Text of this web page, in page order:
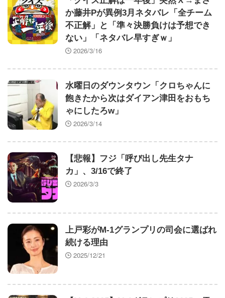
お前らがメイドイン韓国で認めてるもの 「キム
チ」あと3つは？
シカと人間の共存、無理だったｗｗｗ
レッサーパンダさん かわいい
【悲報】「ビッグモーター」とかいう完全に逃げ切
【朗報】寺田心、ベンチプレス110kgｗｗｗｗｗｗ
ジャンポケ斎藤「性行為の許諾は取ったことありま
せん」
【ウマ娘】ドリジャやステゴにパパって呼ばれたい
「いえ大学か社会人に行きます」これ
ロシア、ガチでクズだった… 黒人を旅行に勧誘→
ロシア語で契約書にサインさせられる→前線で大量戦
死！
今のチュニドラ下手したら３位になって日本シリー
ズいくぞこれ
『異世界★魔法少女― 転生初日に聖女扱いされま
したが、変身が罰ゲームすぎます！ ―』 『臆病魔術
師、カレンの激情 ～ダンジョンという楽園は、君達
に夢を見せるか～』
【セクシー】人気美人声優、太ももチラリｗｗｗｗ
ｗｗｗｗｗｗｗｗｗｗｗｗｗｗｗｗｗｗｗｗ
か藤井Pが異例3月ネタバレ「全チーム
不正解」と「準々決勝負けは予想でき
ない」「ネタバレ早すぎｗ」
2026/3/16
水曜日のダウンタウン「クロちゃんに
飽きたから次はダイアン津田をおもち
ゃにしたろw」
2026/3/14
【悲報】フジ「呼び出し先生タナ
カ」、3/16で終了
2026/3/3
上戸彩がM-1グランプリの司会に選ばれ
続ける理由
2025/12/21